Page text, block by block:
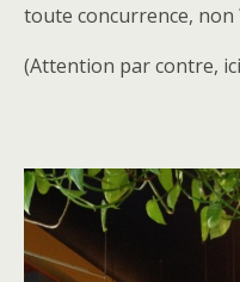
toute concurrence, non
(Attention par contre,